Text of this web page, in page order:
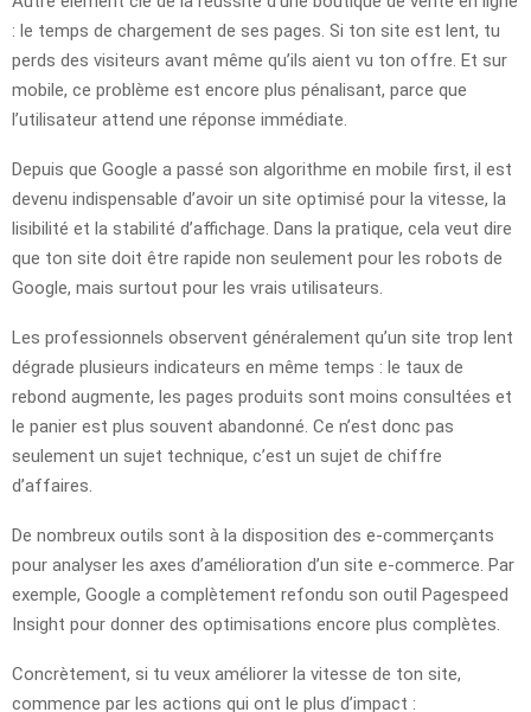
: le temps de chargement de ses pages. Si ton site est lent, tu
perds des visiteurs avant même qu’ils aient vu ton offre. Et sur
mobile, ce problème est encore plus pénalisant, parce que
l’utilisateur attend une réponse immédiate.
Depuis que Google a passé son algorithme en mobile first, il est
devenu indispensable d’avoir un site optimisé pour la vitesse, la
lisibilité et la stabilité d’affichage. Dans la pratique, cela veut dire
que ton site doit être rapide non seulement pour les robots de
Google, mais surtout pour les vrais utilisateurs.
Les professionnels observent généralement qu’un site trop lent
dégrade plusieurs indicateurs en même temps : le taux de
rebond augmente, les pages produits sont moins consultées et
le panier est plus souvent abandonné. Ce n’est donc pas
seulement un sujet technique, c’est un sujet de chiffre
d’affaires.
De nombreux outils sont à la disposition des e-commerçants
pour analyser les axes d’amélioration d’un site e-commerce. Par
exemple, Google a complètement refondu son outil Pagespeed
Insight pour donner des optimisations encore plus complètes.
Concrètement, si tu veux améliorer la vitesse de ton site,
commence par les actions qui ont le plus d’impact :